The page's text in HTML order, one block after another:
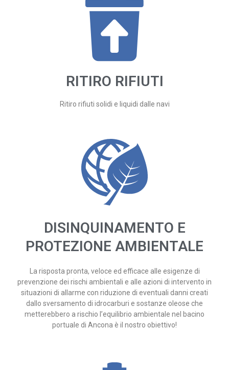
RITIRO RIFIUTI
Ritiro rifiuti solidi e liquidi dalle navi
DISINQUINAMENTO E
PROTEZIONE AMBIENTALE
La risposta pronta, veloce ed efficace alle esigenze di
prevenzione dei rischi ambientali e alle azioni di intervento in
situazioni di allarme con riduzione di eventuali danni creati
dallo sversamento di idrocarburi e sostanze oleose che
metterebbero a rischio l’equilibrio ambientale nel bacino
portuale di Ancona è il nostro obiettivo!